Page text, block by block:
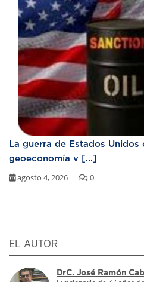
La guerra de Estados Unidos
geoeconomía v [...]
agosto 4, 2026 0
EL AUTOR
DrC. José Ramón